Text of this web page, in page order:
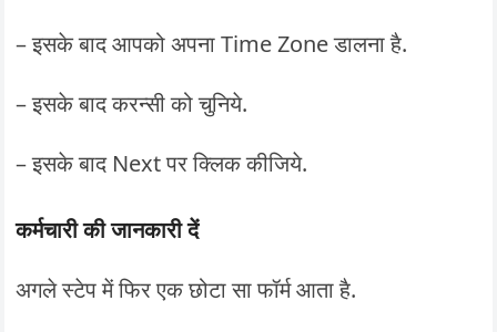
– इसके बाद आपको अपना Time Zone डालना है.
– इसके बाद करन्सी को चुनिये.
– इसके बाद Next पर क्लिक कीजिये.
कर्मचारी की जानकारी दें
अगले स्टेप में फिर एक छोटा सा फॉर्म आता है.